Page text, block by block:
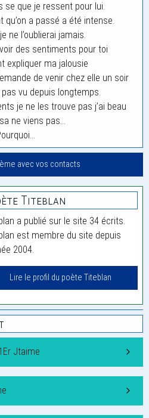
se que je ressent pour lui.
qu’on a passé a été intense.
ne l’oublierai jamais.
des sentiments pour toi
expliquer ma jalousie
de venir chez elle un soir
pas vu depuis longtemps.
je ne les trouve pas j’ai beau
ne viens pas…
avec vos contacts
Titeblan
a publié sur le site 34 écrits.
est membre du site depuis
2004.
Lire le profil du poète Titeblan
Jtaime